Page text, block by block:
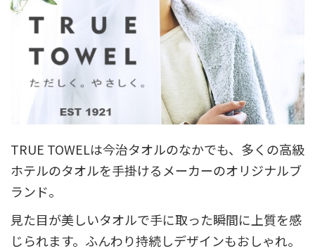
TRUE TOWELは今治タオルのなかでも、多くの高級
ホテルのタオルを手掛けるメーカーのオリジナルブ
ランド。
見た目が美しいタオルで手に取った瞬間に上質を感
じられます。ふんわり持続しデザインもおしゃれ。